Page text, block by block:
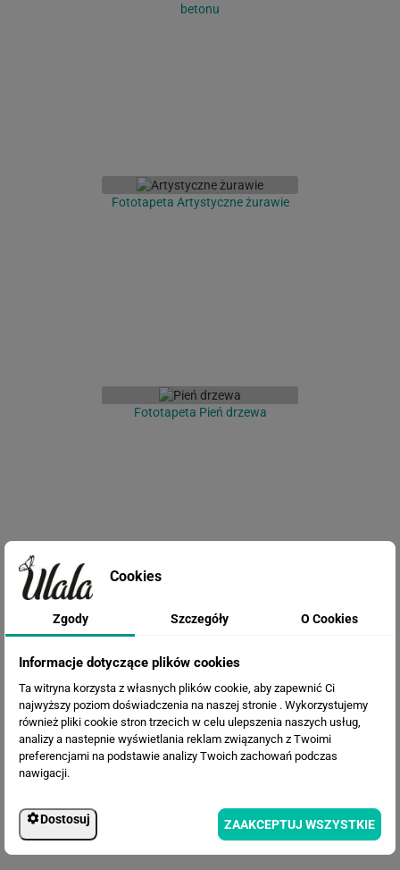
betonu
Fototapeta Artystyczne żurawie
Fototapeta Pień drzewa
Fototapeta Brązowa abstrakcja
Fototapeta Duże Kwiaty 3D
Cookies
Zgody Szczegóły O Cookies
Informacje dotyczące plików cookies
Ta witryna korzysta z własnych plików cookie, aby zapewnić Ci
najwyższy poziom doświadczenia na naszej stronie . Wykorzystujemy
również pliki cookie stron trzecich w celu ulepszenia naszych usług,
analizy a nastepnie wyświetlania reklam związanych z Twoimi
preferencjami na podstawie analizy Twoich zachowań podczas
nawigacji.
Dostosuj ZAAKCEPTUJ WSZYSTKIE